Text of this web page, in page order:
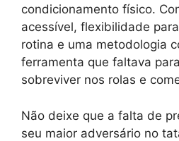
condicionamento físico.
acessível, flexibilidade
rotina e uma metodologia
ferramenta que faltava
sobreviver nos rolas e
Não deixe que a falta de
seu maior adversário no